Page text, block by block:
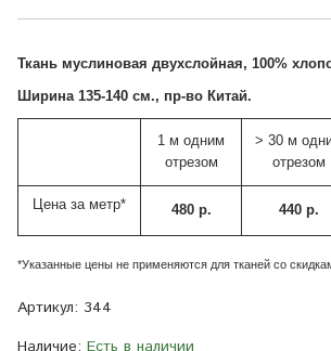
Ткань муслиновая двухслойная, 100%
Ширина 135-140 см., пр-во Китай.
1 м одним
отрезом
> 30 м
отрезом
Цена за метр* 480 р. 440 р.
*Указанные цены не применяются для тканей со
Артикул: 344